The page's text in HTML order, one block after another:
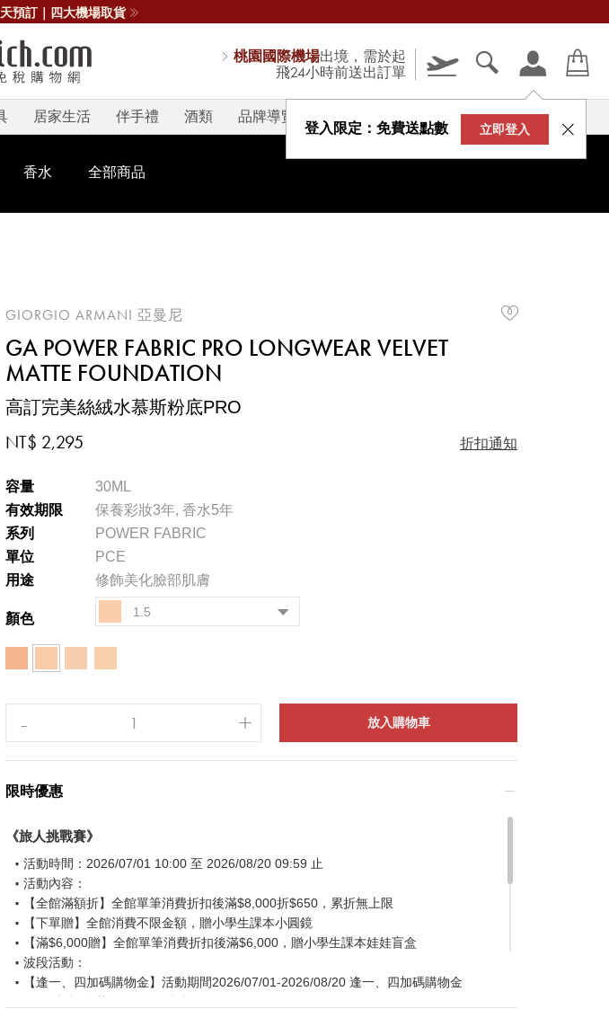
預訂｜四大機場取貨
桃園國際機場出境，需於起
飛24小時前送出訂單
登入限定：免費送點數 立即登入
居家生活 伴手禮 酒類 品牌導覽 V-STORY
香水 全部商品
GIORGIO ARMANI 亞曼尼
GA POWER FABRIC PRO LONGWEAR VELVET
MATTE FOUNDATION
高訂完美絲絨水慕斯粉底PRO
NT$ 2,295 折扣通知
容量
30ML
有效期限
保養彩妝3年, 香水5年
系列
POWER FABRIC
單位
PCE
用途
修飾美化臉部肌膚
顏色 1.5
放入購物車
限時優惠
《旅人挑戰賽》
活動時間：2026/07/01 10:00 至 2026/08/20 09:59 止
活動內容：
【全館滿額折】全館單筆消費折扣後滿$8,000折$650，累折無上限
【下單贈】全館消費不限金額，贈小學生課本小圓鏡
【滿$6,000贈】全館單筆消費折扣後滿$6,000，贈小學生課本娃娃盲盒
波段活動：
【逢一、四加碼購物金】活動期間2026/07/01-2026/08/20 逢一、四加碼購物金